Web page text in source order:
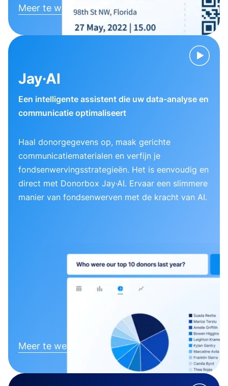
Meer te weten komen
Jay·AI
Een intelligente assistent die uw data-analyse en
communicatie optimaliseert
Haal donorgegevens op, maak gerichte
communicatiematerialen en verfijn je
fondsenwervingsstrategieën. Het is eenvoudig en
direct met Donorbox Jay·AI. Ervaar een slimmere
manier van fondsenwerven met de kracht van AI.
Meer te weten komen